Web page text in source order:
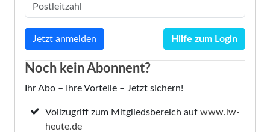
Hilfe zum Login
Noch kein Abonnent?
Ihr Abo – Ihre Vorteile – Jetzt sichern!
Vollzugriff zum Mitgliedsbereich aufwww.lw-
heute.de